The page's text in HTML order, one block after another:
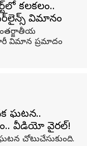
కలకలం..
విమానం
విమాన ప్రమాదం
ఘటన..
వీడియో వైరల్!
చోటుచేసుకుంది.